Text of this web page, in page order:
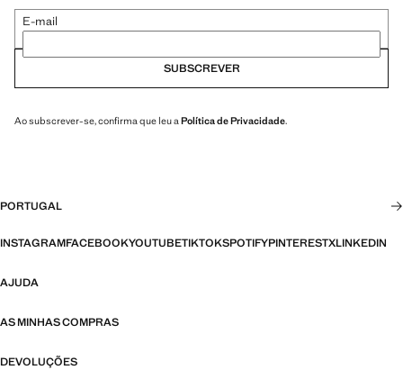
E-mail
SUBSCREVER
Ao subscrever-se, confirma que leu a Política de Privacidade.
PORTUGAL
INSTAGRAMFACEBOOKYOUTUBETIKTOKSPOTIFYPINTERESTXLINKEDIN
AJUDA
AS MINHAS COMPRAS
DEVOLUÇÕES